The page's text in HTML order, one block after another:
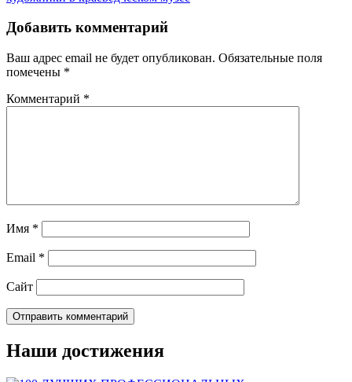
Добавить комментарий
Ваш адрес email не будет опубликован. Обязательные поля
помечены *
Комментарий *
Имя *
Email *
Сайт
Наши достижения